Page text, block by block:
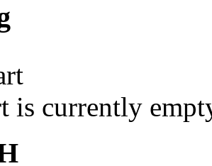
is currently